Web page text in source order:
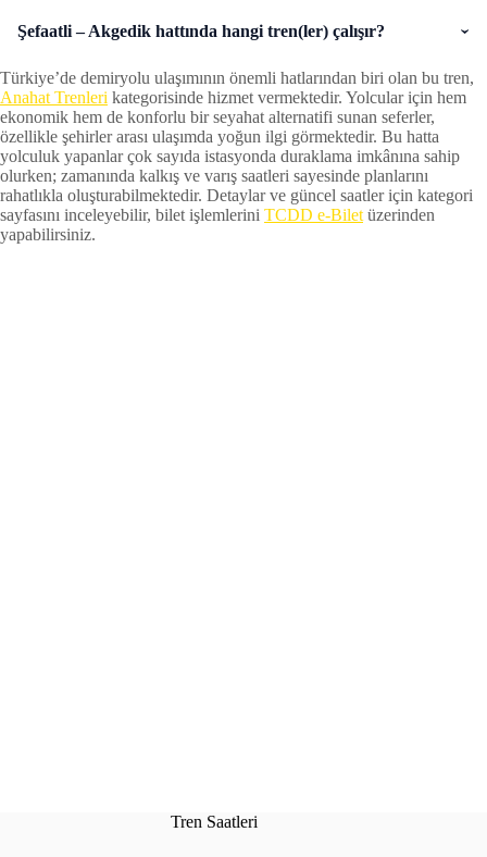
Şefaatli – Akgedik hattında hangi tren(ler) çalışır?
Türkiye’de demiryolu ulaşımının önemli hatlarından biri olan bu tren,
Anahat Trenleri kategorisinde hizmet vermektedir. Yolcular için hem
ekonomik hem de konforlu bir seyahat alternatifi sunan seferler,
özellikle şehirler arası ulaşımda yoğun ilgi görmektedir. Bu hatta
yolculuk yapanlar çok sayıda istasyonda duraklama imkânına sahip
olurken; zamanında kalkış ve varış saatleri sayesinde planlarını
rahatlıkla oluşturabilmektedir. Detaylar ve güncel saatler için kategori
sayfasını inceleyebilir, bilet işlemlerini TCDD e-Bilet üzerinden
yapabilirsiniz.
Tren Saatleri